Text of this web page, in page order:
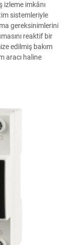
izleme imkânı
sistemleriyle
gereksinimlerini
reaktif bir
edilmiş bakım
aracı haline